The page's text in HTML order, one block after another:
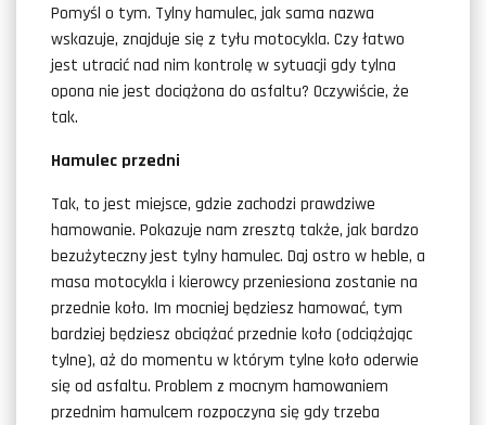
Pomyśl o tym. Tylny hamulec, jak sama nazwa
wskazuje, znajduje się z tyłu motocykla. Czy łatwo
jest utracić nad nim kontrolę w sytuacji gdy tylna
opona nie jest dociążona do asfaltu? Oczywiście, że
tak.
Hamulec przedni
Tak, to jest miejsce, gdzie zachodzi prawdziwe
hamowanie. Pokazuje nam zresztą także, jak bardzo
bezużyteczny jest tylny hamulec. Daj ostro w heble, a
masa motocykla i kierowcy przeniesiona zostanie na
przednie koło. Im mocniej będziesz hamować, tym
bardziej będziesz obciążać przednie koło (odciążając
tylne), aż do momentu w którym tylne koło oderwie
się od asfaltu. Problem z mocnym hamowaniem
przednim hamulcem rozpoczyna się gdy trzeba